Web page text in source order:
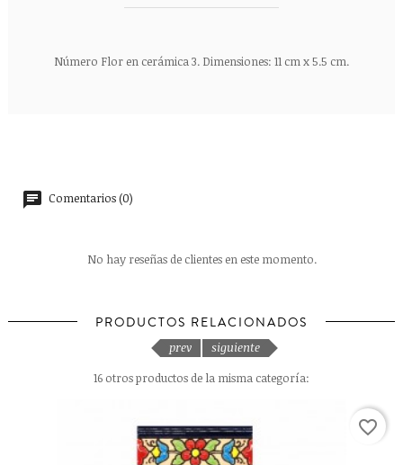
Número Flor en cerámica 3. Dimensiones: 11 cm x 5.5 cm.
Comentarios (0)
No hay reseñas de clientes en este momento.
PRODUCTOS RELACIONADOS
16 otros productos de la misma categoría:
favorite_border
prev siguiente